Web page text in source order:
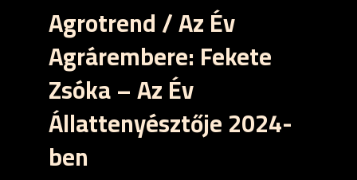
Agrotrend / Az Év
Agrárembere: Fekete
Zsóka – Az Év
Állattenyésztője 2024-
ben